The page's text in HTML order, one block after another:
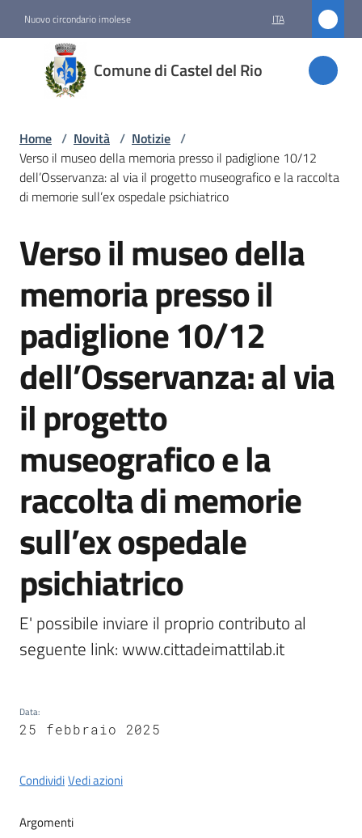
Nuovo circondario imolese ITA
Comune di Castel del Rio
Comune
di
Castel
Amministrazione
Novità
Menu selezionato
Servizi
Vivere
Castel
del
Rio
Servizi
line
Tutti
gli
argomenti
Home / Novità / Notizie /
Verso il museo della memoria presso il padiglione 10/12
dell’Osservanza: al via il progetto museografico e la raccolta
di memorie sull’ex ospedale psichiatrico
Salta al contenuto
Verso il museo della
memoria presso il
padiglione 10/12
dell’Osservanza: al via
il progetto
museografico e la
raccolta di memorie
sull’ex ospedale
psichiatrico
E' possibile inviare il proprio contributo al
seguente link: www.cittadeimattilab.it
Data:
25 febbraio 2025
CondividiVedi azioni
Argomenti